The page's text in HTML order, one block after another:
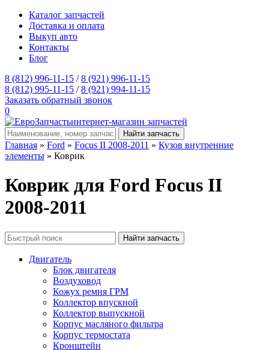
Каталог запчастей
Доставка и оплата
Выкуп авто
Контакты
Блог
8 (812) 996-11-15 /8 (921) 996-11-15
8 (812) 995-11-15 /8 (921) 994-11-15
Заказать обратный звонок
0
интернет-магазин запчастей
Главная » Ford » Focus II 2008-2011 » Кузов внутренние
элементы » Коврик
Коврик для Ford Focus II
2008-2011
Двигатель
Блок двигателя
Воздуховод
Кожух ремня ГРМ
Коллектор впускной
Коллектор выпускной
Корпус масляного фильтра
Корпус термостата
Кронштейн